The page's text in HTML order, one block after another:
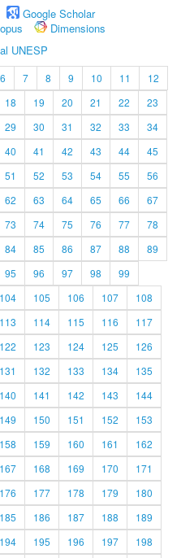
Google Scholar
Dimensions
UNESP
6 7 8 9 10 11
12
18 19 20 21 22
23
29 30 31 32 33
34
40 41 42 43 44
45
51 52 53 54 55
56
62 63 64 65 66
67
73 74 75 76 77
78
84 85 86 87 88
89
95 96 97 98
99
104 105 106 107
108
113 114 115 116
117
122 123 124 125
126
131 132 133 134
135
140 141 142 143
144
149 150 151 152
153
158 159 160 161
162
167 168 169 170
171
176 177 178 179
180
185 186 187 188
189
194 195 196 197
198